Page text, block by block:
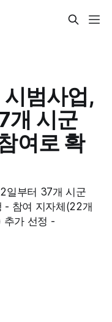
범사업,
개 시군
여로 확
일부터 37개 시군
- 참여 지자체(22개
가 선정 -